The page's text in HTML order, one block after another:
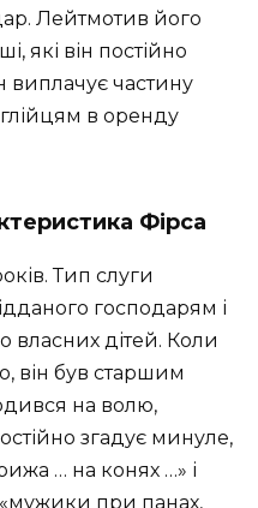
Лейтмотив його
які він постійно
виплачує частину
в оренду
Фірса
Тип слуги
господарям і
власних дітей. Коли
він був старшим
на волю,
згадує минуле,
… на конях …» і
«мужики при панах,